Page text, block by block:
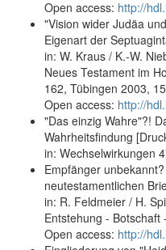
Open access: http://
"Vision wider Judäa
Eigenart der
in: W. Kraus / K.-W.
Neues Testament im
162, Tübingen 2003,
Open access: http://
"Das einzig Wahre"?!
Wahrheitsfindung
in: Wechselwirkungen
Empfänger
neutestamentlichen
in: R. Feldmeier / H.
Entstehung -
Open access: http://